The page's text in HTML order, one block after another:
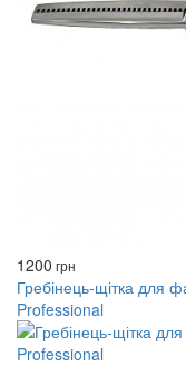
1200 грн
Гребінець-щітка для
Professional